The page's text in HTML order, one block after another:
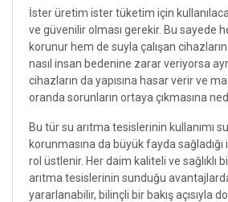
İster üretim ister tüketim için
ve güvenilir olması gerekir. Bu sayede
korunur hem de suyla çalışan cihazların
nasıl insan bedenine zarar veriyorsa
cihazların da yapısına hasar verir ve
oranda sorunların ortaya çıkmasına
Bu tür su arıtma tesislerinin kullanımı
korunmasına da büyük fayda
rol üstlenir. Her daim kaliteli ve sağlıklı
arıtma tesislerinin sunduğu
yararlanabilir, bilinçli bir bakış açısıyla